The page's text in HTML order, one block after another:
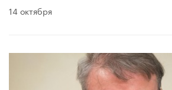
14 октября